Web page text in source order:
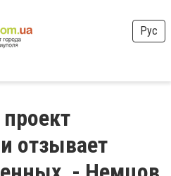
Рус
отзывает